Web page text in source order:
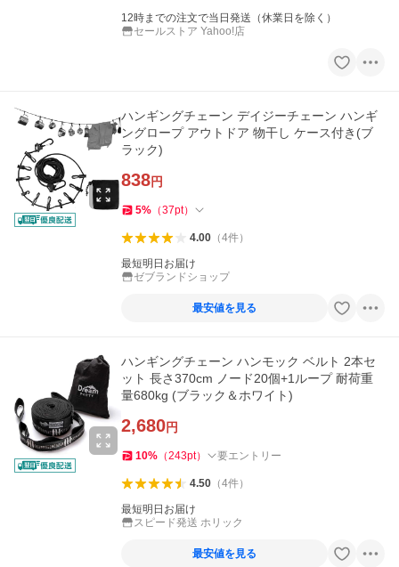
12時までの注文で当日発送（休業日を除く）
セールストア Yahoo!店
ハンギングチェーン デイジーチェーン ハンギ
ングロープ アウトドア 物干し ケース付き(ブ
ラック)
838円
5% （37pt）
4.00（4件）
最短明日お届け
ゼブランドショップ
最安値を見る
ハンギングチェーン ハンモック ベルト 2本セ
ット 長さ370cm ノード20個+1ループ 耐荷重
量680kg (ブラック＆ホワイト)
2,680円
10% （243pt） 要エントリー
4.50（4件）
最短明日お届け
スピード発送 ホリック
最安値を見る